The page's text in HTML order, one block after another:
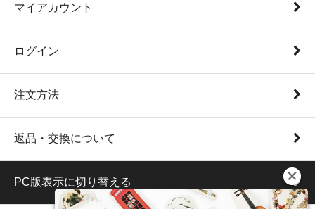
マイアカウント
ログイン
注文方法
返品・交換について
PC版表示に切り替える